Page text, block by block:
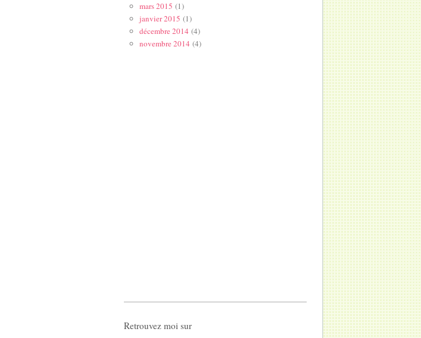
mars 2015 (1)
janvier 2015 (1)
décembre 2014 (4)
novembre 2014 (4)
Retrouvez moi sur